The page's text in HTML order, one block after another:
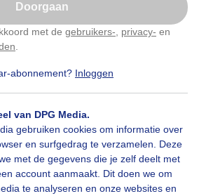
Doorgaan
met de gebruikers- privacy- en
abonnement? Inloggen
van DPG Media.
gebruiken cookies om informatie over
en surfgedrag te verzamelen. Deze
met de gegevens die je zelf deelt met
account aanmaakt. Dit doen we om
te analyseren en onze websites en
om dit aan te passen